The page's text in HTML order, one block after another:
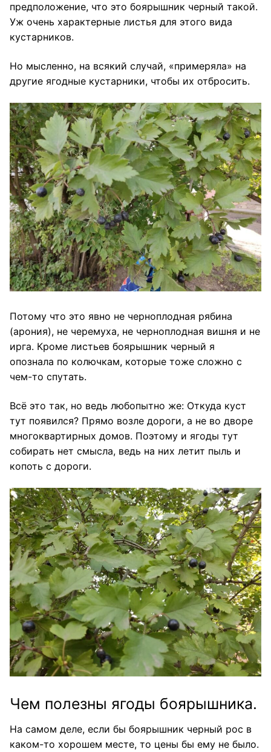
предположение, что это боярышник черный такой.
Уж очень характерные листья для этого вида
кустарников.
Но мысленно, на всякий случай, «примеряла» на
другие ягодные кустарники, чтобы их отбросить.
Потому что это явно не черноплодная рябина
(арония), не черемуха, не черноплодная вишня и не
ирга. Кроме листьев боярышник черный я
опознала по колючкам, которые тоже сложно с
чем-то спутать.
Всё это так, но ведь любопытно же: Откуда куст
тут появился? Прямо возле дороги, а не во дворе
многоквартирных домов. Поэтому и ягоды тут
собирать нет смысла, ведь на них летит пыль и
копоть с дороги.
Чем полезны ягоды боярышника.
На самом деле, если бы боярышник черный рос в
каком-то хорошем месте, то цены бы ему не было.